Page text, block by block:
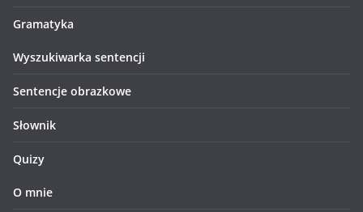
Gramatyka
Wyszukiwarka sentencji
Sentencje obrazkowe
Słownik
Quizy
O mnie